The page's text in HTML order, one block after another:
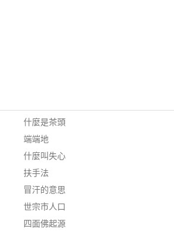
什麼是茶頭
端端地
什麼叫失心
扶手法
冒汗的意思
世宗市人口
四面佛起源